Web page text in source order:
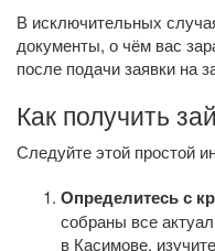
В исключительных
документы, о чём вас
после подачи заявки на
Как получить
Следуйте этой простой
Определитесь с
собраны все
в Касимове,